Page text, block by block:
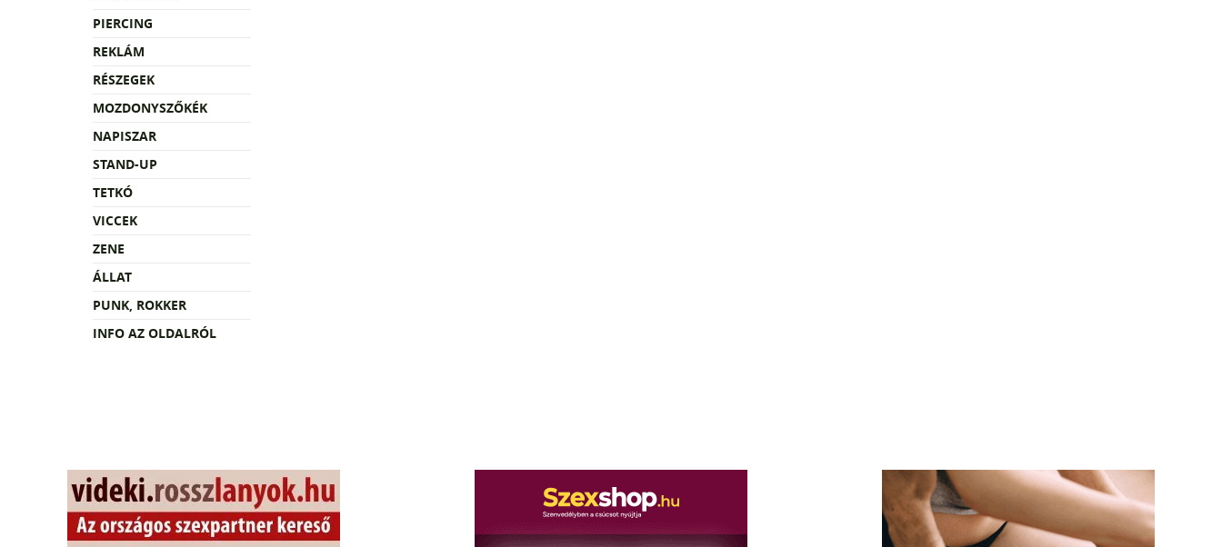
PIERCING
REKLÁM
RÉSZEGEK
MOZDONYSZŐKÉK
NAPISZAR
STAND-UP
TETKÓ
VICCEK
ZENE
ÁLLAT
PUNK, ROKKER
INFO AZ OLDALRÓL